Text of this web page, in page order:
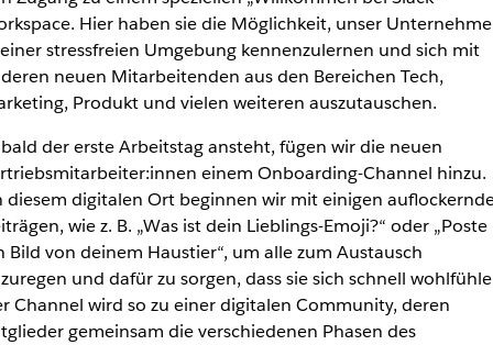
Hier haben sie die Möglichkeit, unser
stressfreien Umgebung kennenzulernen und sich mit
neuen Mitarbeitenden aus den Bereichen Tech,
Produkt und vielen weiteren auszutauschen.
der erste Arbeitstag ansteht, fügen wir die neuen
einem Onboarding-Channel hinzu.
diesem digitalen Ort beginnen wir mit einigen
wie z. B. „Was ist dein Lieblings-Emoji?“ oder „Poste
Bild von deinem Haustier“, um alle zum Austausch
und dafür zu sorgen, dass sie sich schnell
Channel wird so zu einer digitalen Community, deren
gemeinsam die verschiedenen Phasen des